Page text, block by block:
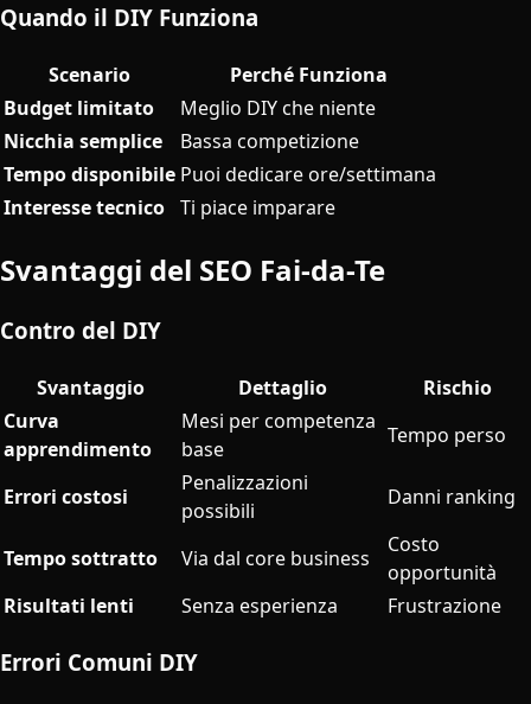
Quando il DIY Funziona
Scenario
Perché Funziona
Budget limitato
Meglio DIY che niente
Nicchia semplice
Bassa competizione
Tempo disponibile Puoi dedicare ore/settimana
Interesse tecnico Ti piace imparare
Svantaggi del SEO Fai-da-Te
Contro del DIY
Svantaggio Dettaglio
Rischio
Curva
apprendimento
Mesi per competenza
base
Tempo perso
Errori costosi
Penalizzazioni
possibili
Danni ranking
Tempo sottratto Via dal core business
Costo
opportunità
Risultati lenti
Senza esperienza Frustrazione
Errori Comuni DIY